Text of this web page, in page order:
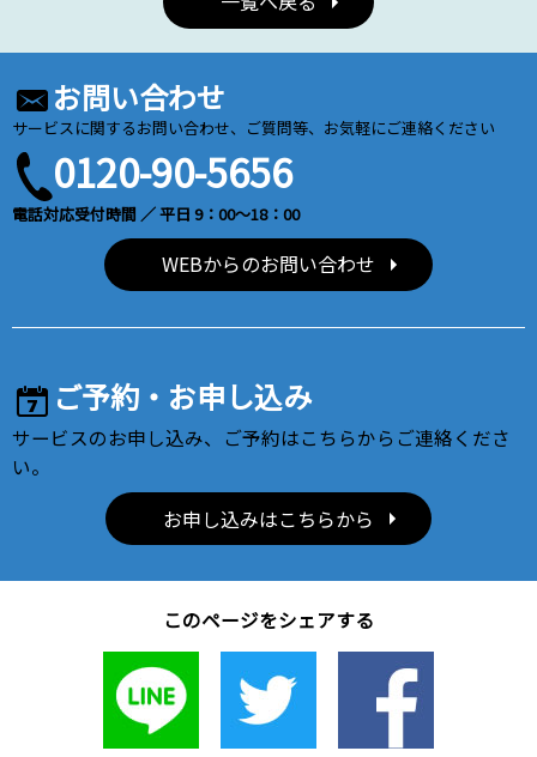
お問い合わせ
サービスに関するお問い合わせ、ご質問等、お気軽にご連絡ください
0120-90-5656
電話対応受付時間 ／ 平日 9：00～18：00
WEBからのお問い合わせ
ご予約・お申し込み
サービスのお申し込み、ご予約はこちらからご連絡くださ
い。
お申し込みはこちらから
このページをシェアする